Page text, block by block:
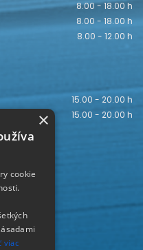
8.00 - 18.00 h
8.00 - 18.00 h
8.00 - 12.00 h
15.00 - 20.00 h
15.00 - 20.00 h
×
cookie
viac